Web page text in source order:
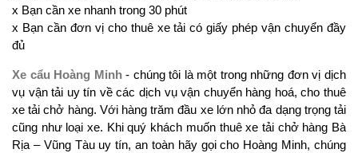
x Bạn cần xe nhanh trong 30 phút
x Bạn cần đơn vị cho thuê xe tải có giấy phép vận chuyển đầy
đủ
Xe cẩu Hoàng Minh- chúng tôi là một trong những đơn vị dịch
vụ vận tải uy tín về các dịch vụ vận chuyển hàng hoá, cho thuê
xe tải chở hàng. Với hàng trăm đầu xe lớn nhỏ đa dạng trọng tải
cũng như loại xe. Khi quý khách muốn thuê xe tải chở hàng Bà
Rịa – Vũng Tàu uy tín, an toàn hãy gọi cho Hoàng Minh, chúng